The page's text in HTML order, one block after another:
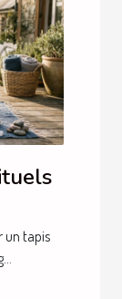
un tapis